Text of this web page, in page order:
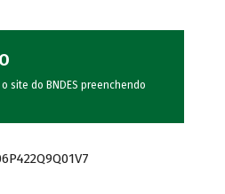
site do BNDES preenchendo